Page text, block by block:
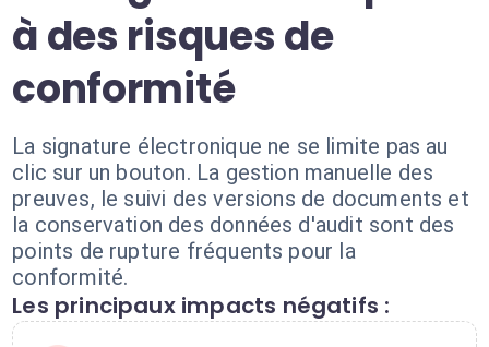
à des risques de
conformité
La signature électronique ne se limite pas au
clic sur un bouton. La gestion manuelle des
preuves, le suivi des versions de documents et
la conservation des données d'audit sont des
points de rupture fréquents pour la
conformité.
Les principaux impacts négatifs :